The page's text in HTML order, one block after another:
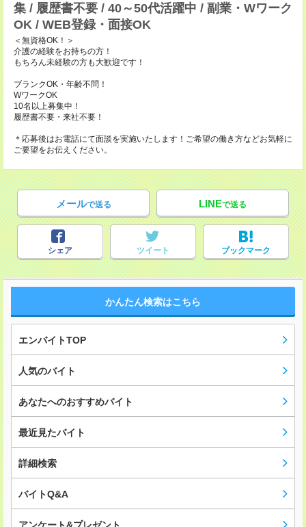
集 / 履歴書不要 / 40～50代活躍中 / 副業・Wワーク
OK / WEB登録・面接OK
＜無資格OK！＞
介護の経験をお持ちの方！
もちろん未経験の方も大歓迎です！
ブランクOK・年齢不問！
WワークOK
10名以上募集中！
履歴書不要・来社不要！
＊応募後はお電話にて面談を実施いたします！ご希望の働き方などお気軽に
ご要望をお伝えください。
メールで送る LINEで送る
シェア ツイート ブックマーク
かんたん検索はこちら
エンバイトTOP
人気のバイト
あなたへのおすすめバイト
最近見たバイト
詳細検索
バイトQ&A